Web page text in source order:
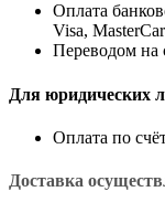
Оплата
Visa,
Переводом на
Для юридических
Оплата по
Доставка